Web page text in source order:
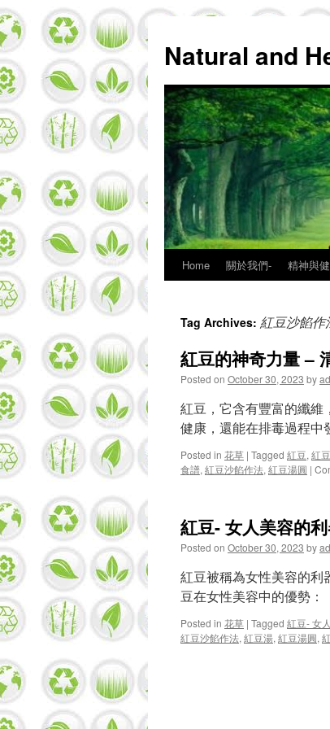
Natural and
Skip
content
Home 關於我們- 精神與
Tag Archives: 紅豆沙餡作
紅豆的神奇力量 –
Posted on October 30, 2023 by
紅豆，它含有豐富的纖維
健康，還能在排毒過程中
Posted in 花草 | Tagged 紅豆, 紅
食譜, 紅豆沙餡作法, 紅豆湯圓 |
紅豆- 女人美容的利
Posted on October 30, 2023 by
紅豆被稱為女性美容的利
豆在女性美容中的優勢：
Posted in 花草 | Tagged 紅豆- 女
紅豆沙餡作法, 紅豆湯, 紅豆湯圓,